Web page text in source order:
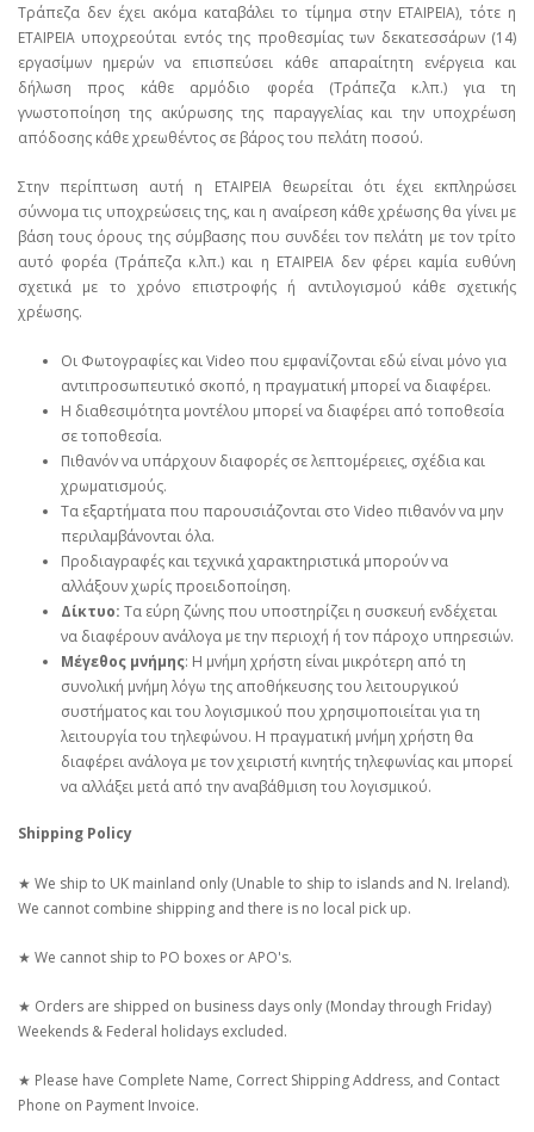
Τράπεζα δεν έχει ακόμα καταβάλει το τίμημα στην ΕΤΑΙΡΕΙΑ), τότε η
ΕΤΑΙΡΕΙΑ υποχρεούται εντός της προθεσμίας των δεκατεσσάρων (14)
εργασίμων ημερών να επισπεύσει κάθε απαραίτητη ενέργεια και
δήλωση προς κάθε αρμόδιο φορέα (Τράπεζα κ.λπ.) για τη
γνωστοποίηση της ακύρωσης της παραγγελίας και την υποχρέωση
απόδοσης κάθε χρεωθέντος σε βάρος του πελάτη ποσού.
Στην περίπτωση αυτή η ΕΤΑΙΡΕΙΑ θεωρείται ότι έχει εκπληρώσει
σύννομα τις υποχρεώσεις της, και η αναίρεση κάθε χρέωσης θα γίνει με
βάση τους όρους της σύμβασης που συνδέει τον πελάτη με τον τρίτο
αυτό φορέα (Τράπεζα κ.λπ.) και η ΕΤΑΙΡΕΙΑ δεν φέρει καμία ευθύνη
σχετικά με το χρόνο επιστροφής ή αντιλογισμού κάθε σχετικής
χρέωσης.
Οι Φωτογραφίες και Video που εμφανίζονται εδώ είναι μόνο για
αντιπροσωπευτικό σκοπό, η πραγματική μπορεί να διαφέρει.
Η διαθεσιμότητα μοντέλου μπορεί να διαφέρει από τοποθεσία
σε τοποθεσία.
Πιθανόν να υπάρχουν διαφορές σε λεπτομέρειες, σχέδια και
χρωματισμούς.
Τα εξαρτήματα που παρουσιάζονται στο Video πιθανόν να μην
περιλαμβάνονται όλα.
Προδιαγραφές και τεχνικά χαρακτηριστικά μπορούν να
αλλάξουν χωρίς προειδοποίηση.
Δίκτυο: Τα εύρη ζώνης που υποστηρίζει η συσκευή ενδέχεται
να διαφέρουν ανάλογα με την περιοχή ή τον πάροχο υπηρεσιών.
Μέγεθος μνήμης: Η μνήμη χρήστη είναι μικρότερη από τη
συνολική μνήμη λόγω της αποθήκευσης του λειτουργικού
συστήματος και του λογισμικού που χρησιμοποιείται για τη
λειτουργία του τηλεφώνου. Η πραγματική μνήμη χρήστη θα
διαφέρει ανάλογα με τον χειριστή κινητής τηλεφωνίας και μπορεί
να αλλάξει μετά από την αναβάθμιση του λογισμικού.
Shipping Policy
★ We ship to UK mainland only (Unable to ship to islands and N. Ireland).
We cannot combine shipping and there is no local pick up.
★ We cannot ship to PO boxes or APO's.
★ Orders are shipped on business days only (Monday through Friday)
Weekends & Federal holidays excluded.
★ Please have Complete Name, Correct Shipping Address, and Contact
Phone on Payment Invoice.